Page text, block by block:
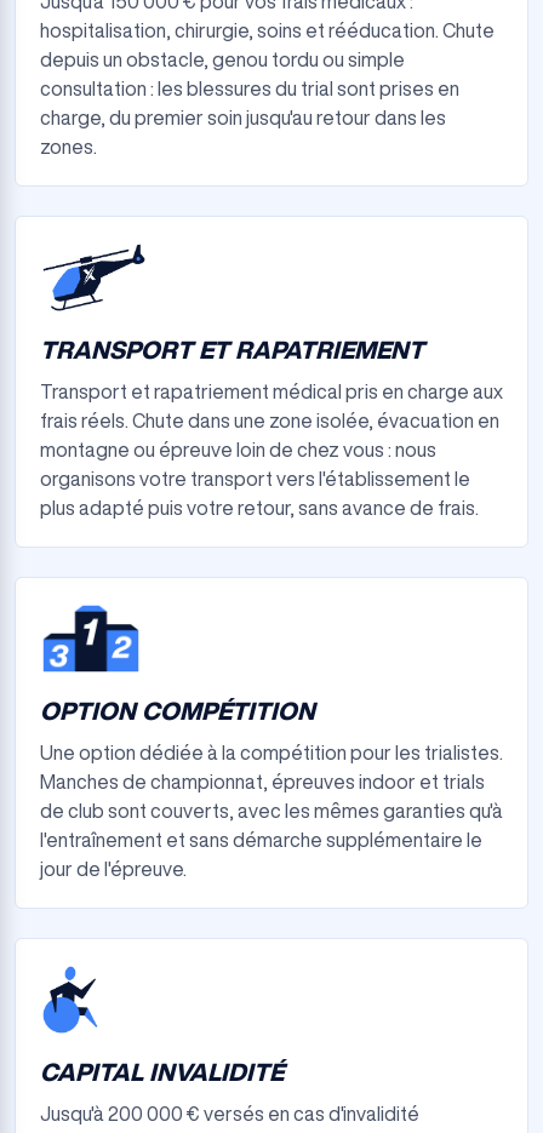
hospitalisation, chirurgie, soins et rééducation. Chute
depuis un obstacle, genou tordu ou simple
consultation : les blessures du trial sont prises en
charge, du premier soin jusqu'au retour dans les
zones.
TRANSPORT ET RAPATRIEMENT
Transport et rapatriement médical pris en charge aux
frais réels. Chute dans une zone isolée, évacuation en
montagne ou épreuve loin de chez vous : nous
organisons votre transport vers l'établissement le
plus adapté puis votre retour, sans avance de frais.
OPTION COMPÉTITION
Une option dédiée à la compétition pour les trialistes.
Manches de championnat, épreuves indoor et trials
de club sont couverts, avec les mêmes garanties qu'à
l'entraînement et sans démarche supplémentaire le
jour de l'épreuve.
CAPITAL INVALIDITÉ
Jusqu'à 200 000 € versés en cas d'invalidité